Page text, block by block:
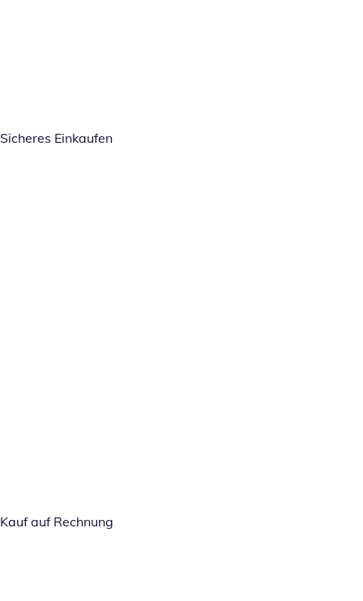
Sicheres Einkaufen
Kauf auf Rechnung